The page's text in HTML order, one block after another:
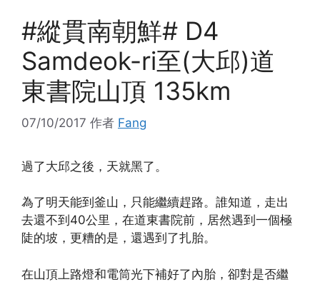
#縱貫南朝鮮# D4
Samdeok-ri至(大邱)道
東書院山頂 135km
07/10/2017 作者 Fang
過了大邱之後，天就黑了。
為了明天能到釜山，只能繼續趕路。誰知道，走出
去還不到40公里，在道東書院前，居然遇到一個極
陡的坡，更糟的是，還遇到了扎胎。
在山頂上路燈和電筒光下補好了內胎，卻對是否繼